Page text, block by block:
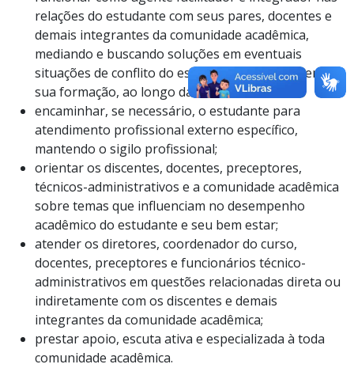
relações do estudante com seus pares, docentes e
demais integrantes da comunidade acadêmica,
mediando e buscando soluções em eventuais
situações de conflito do estudante que impactem
sua formação, ao longo da vida acadêmica;
encaminhar, se necessário, o estudante para
atendimento profissional externo específico,
mantendo o sigilo profissional;
orientar os discentes, docentes, preceptores,
técnicos-administrativos e a comunidade acadêmica
sobre temas que influenciam no desempenho
acadêmico do estudante e seu bem estar;
atender os diretores, coordenador do curso,
docentes, preceptores e funcionários técnico-
administrativos em questões relacionadas direta ou
indiretamente com os discentes e demais
integrantes da comunidade acadêmica;
prestar apoio, escuta ativa e especializada à toda
comunidade acadêmica.